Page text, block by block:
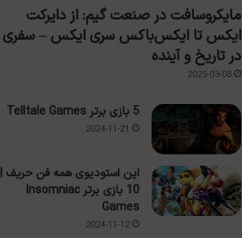
مایکروسافت در صنعت گیم: از دایرکت
ایکس تا ایکس‌باکس سری ایکس – سفری
در تاریخ و آینده
2025-03-08
5 بازی برتر Telltale Games
2024-11-21
این استودیوی همه فن حریف |
10 بازی برتر Insomniac
Games
2024-11-12